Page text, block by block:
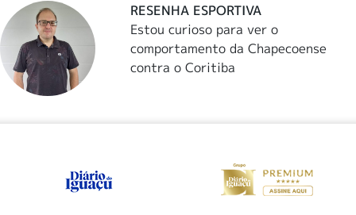
RESENHA ESPORTIVA
Estou curioso para ver o
comportamento da Chapecoense
contra o Coritiba